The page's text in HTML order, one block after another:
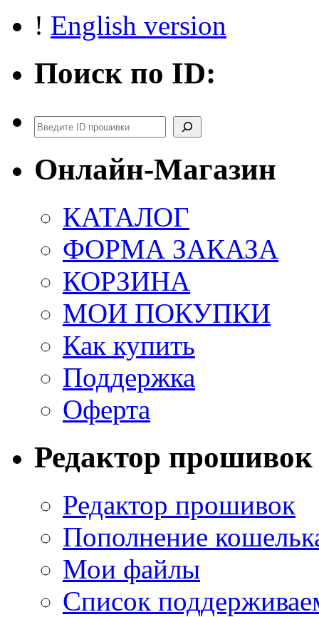
! English version
Поиск по ID:
Поиск
Онлайн-Магазин
КАТАЛОГ
ФОРМА ЗАКАЗА
КОРЗИНА
МОИ ПОКУПКИ
Как купить
Поддержка
Оферта
Редактор прошивок
Редактор прошивок
Пополнение
Мои файлы
Список